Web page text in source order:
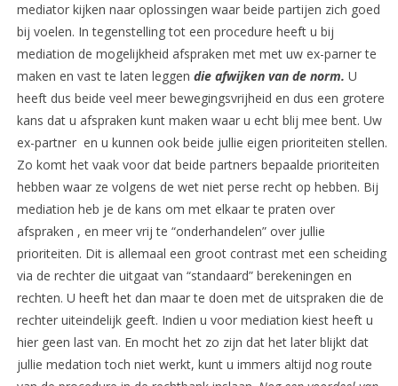
mediator kijken naar oplossingen waar beide partijen zich goed
bij voelen. In tegenstelling tot een procedure heeft u bij
mediation de mogelijkheid afspraken met met uw ex-parner te
maken en vast te laten leggen die afwijken van de norm. U
heeft dus beide veel meer bewegingsvrijheid en dus een grotere
kans dat u afspraken kunt maken waar u echt blij mee bent. Uw
ex-partner en u kunnen ook beide jullie eigen prioriteiten stellen.
Zo komt het vaak voor dat beide partners bepaalde prioriteiten
hebben waar ze volgens de wet niet perse recht op hebben. Bij
mediation heb je de kans om met elkaar te praten over
afspraken , en meer vrij te “onderhandelen” over jullie
prioriteiten. Dit is allemaal een groot contrast met een scheiding
via de rechter die uitgaat van “standaard” berekeningen en
rechten. U heeft het dan maar te doen met de uitspraken die de
rechter uiteindelijk geeft. Indien u voor mediation kiest heeft u
hier geen last van. En mocht het zo zijn dat het later blijkt dat
jullie medation toch niet werkt, kunt u immers altijd nog route